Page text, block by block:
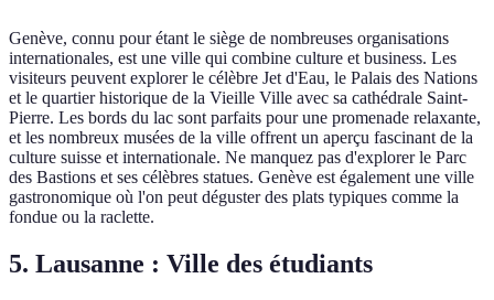
Genève, connu pour étant le siège de nombreuses organisations
internationales, est une ville qui combine culture et business. Les
visiteurs peuvent explorer le célèbre Jet d'Eau, le Palais des Nations
et le quartier historique de la Vieille Ville avec sa cathédrale Saint-
Pierre. Les bords du lac sont parfaits pour une promenade relaxante,
et les nombreux musées de la ville offrent un aperçu fascinant de la
culture suisse et internationale. Ne manquez pas d'explorer le Parc
des Bastions et ses célèbres statues. Genève est également une ville
gastronomique où l'on peut déguster des plats typiques comme la
fondue ou la raclette.
5. Lausanne : Ville des étudiants